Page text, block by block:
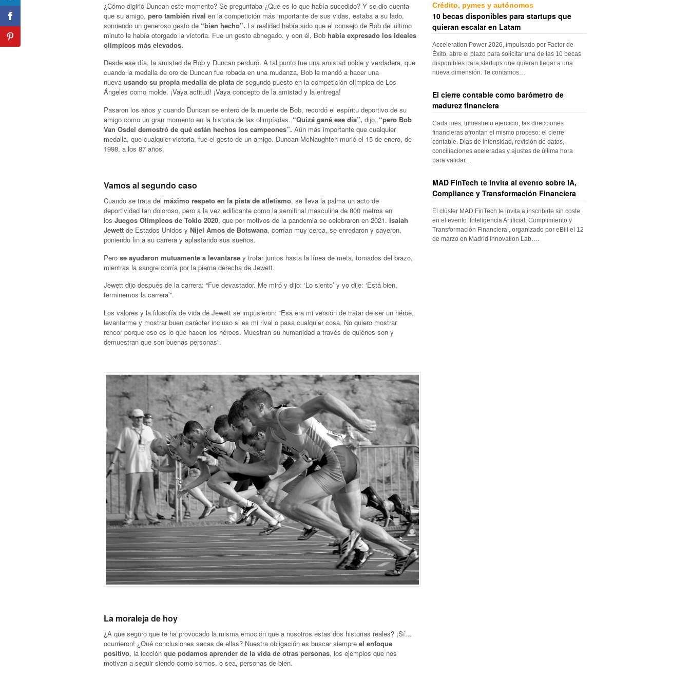
¿Cómo digirió Duncan este momento? Se preguntaba ¿Qué es lo que había sucedido? Y se dio cuenta
que su amigo, pero también rival en la competición más importante de sus vidas, estaba a su lado,
sonriendo un generoso gesto de “bien hecho”. La realidad había sido que el consejo de Bob del último
minuto le había otorgado la victoria. Fue un gesto abnegado, y con él, Bob había expresado los ideales
olímpicos más elevados.
Desde ese día, la amistad de Bob y Duncan perduró. A tal punto fue una amistad noble y verdadera, que
cuando la medalla de oro de Duncan fue robada en una mudanza, Bob le mandó a hacer una
nueva usando su propia medalla de plata de segundo puesto en la competición olímpica de Los
Ángeles como molde. ¡Vaya actitud! ¡Vaya concepto de la amistad y la entrega!
Pasaron los años y cuando Duncan se enteró de la muerte de Bob, recordó el espíritu deportivo de su
amigo como un gran momento en la historia de las olimpíadas. “Quizá gané ese día”, dijo, “pero Bob
Van Osdel demostró de qué están hechos los campeones”. Aún más importante que cualquier
medalla, que cualquier victoria, fue el gesto de un amigo. Duncan McNaughton murió el 15 de enero, de
1998, a los 87 años.
Vamos al segundo caso
Cuando se trata del máximo respeto en la pista de atletismo, se lleva la palma un acto de
deportividad tan doloroso, pero a la vez edificante como la semifinal masculina de 800 metros en
los Juegos Olímpicos de Tokio 2020, que por motivos de la pandemia se celebraron en 2021. Isaiah
Jewett de Estados Unidos y Nijel Amos de Botswana, corrían muy cerca, se enredaron y cayeron,
poniendo fin a su carrera y aplastando sus sueños.
Pero se ayudaron mutuamente a levantarse y trotar juntos hasta la línea de meta, tomados del brazo,
mientras la sangre corría por la pierna derecha de Jewett.
Jewett dijo después de la carrera: “Fue devastador. Me miró y dijo: ‘Lo siento’ y yo dije: ‘Está bien,
terminemos la carrera’”.
Los valores y la filosofía de vida de Jewett se impusieron: “Esa era mi versión de tratar de ser un héroe,
levantarme y mostrar buen carácter incluso si es mi rival o pasa cualquier cosa. No quiero mostrar
rencor porque eso es lo que hacen los héroes. Muestran su humanidad a través de quiénes son y
demuestran que son buenas personas”.
La moraleja de hoy
¿A que seguro que te ha provocado la misma emoción que a nosotros estas dos historias reales? ¡Sí…
ocurrieron! ¿Qué conclusiones sacas de ellas? Nuestra obligación es buscar siempre el enfoque
positivo, la lección que podamos aprender de la vida de otras personas, los ejemplos que nos
motivan a seguir siendo como somos, o sea, personas de bien.
Crédito, pymes y autónomos
10 becas disponibles para startups que
quieran escalar en Latam
Acceleration Power 2026, impulsado por Factor de
Éxito, abre el plazo para solicitar una de las 10 becas
disponibles para startups que quieran llegar a una
nueva dimensión. Te contamos…
El cierre contable como barómetro de
madurez financiera
Cada mes, trimestre o ejercicio, las direcciones
financieras afrontan el mismo proceso: el cierre
contable. Días de intensidad, revisión de datos,
conciliaciones aceleradas y ajustes de última hora
para validar…
MAD FinTech te invita al evento sobre IA,
Compliance y Transformación Financiera
El clúster MAD FinTech te invita a inscribirte sin coste
en el evento ‘Inteligencia Artificial, Cumplimiento y
Transformación Financiera’, organizado por eBill el 12
de marzo en Madrid Innovation Lab….